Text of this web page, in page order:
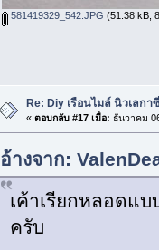
581419329_542.JPG (51.38 kB,
Re: Diy เรือนไมล์ นิวเลกาซี่
« ตอบกลับ #17 เมื่อ: ธันวาคม
อ้างจาก:
เค้าเรียกหลอดแ
ครับ